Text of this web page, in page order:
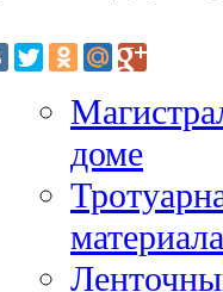
доме
материала